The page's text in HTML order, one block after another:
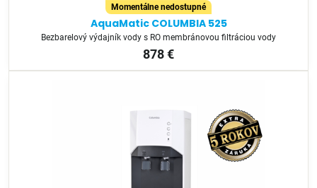
Momentálne nedostupné
AquaMatic COLUMBIA 525
Bezbarelový výdajník vody s RO membránovou filtráciou vody
878 €